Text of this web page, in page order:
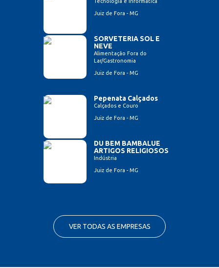
Juiz de Fora - MG
SORVETERIA SOL E
NEVE
Alimentação Fora do
Lar/Gastronomia
Juiz de Fora - MG
Pepenata Calçados
Calçados e Couro
Juiz de Fora - MG
DU BEM BAMBALUE
ARTIGOS RELIGIOSOS
Indústria
Juiz de Fora - MG
VER TODAS AS EMPRESAS